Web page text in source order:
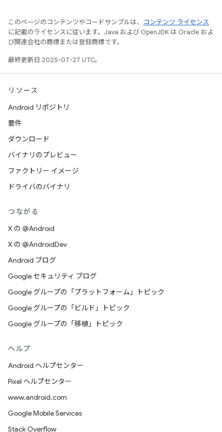
このページのコンテンツやコードサンプルは、
コンテンツ ライセンス
に記載のライセンスに従います。Java および OpenJDK は Oracle およ
び関連会社の商標または登録商標です。
最終更新日 2025-07-27 UTC。
リソース
Android リポジトリ
要件
ダウンロード
バイナリのプレビュー
ファクトリー イメージ
ドライバのバイナリ
つながる
X の @Android
X の @AndroidDev
Android ブログ
Google セキュリティ ブログ
Google グループの「プラットフォーム」トピック
Google グループの「ビルド」トピック
Google グループの「移植」トピック
ヘルプ
Android ヘルプセンター
Pixel ヘルプセンター
www.android.com
Google Mobile Services
Stack Overflow